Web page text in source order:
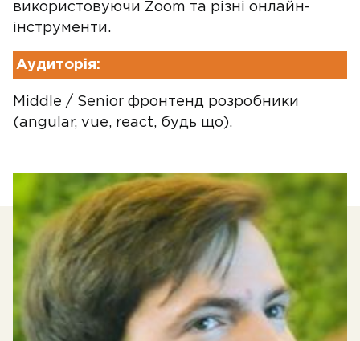
використовуючи Zoom та різні онлайн-
інструменти.
Аудиторія:
Middle / Senior фронтенд розробники
(angular, vue, react, будь що).